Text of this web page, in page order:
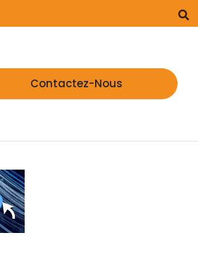
Contactez-Nous